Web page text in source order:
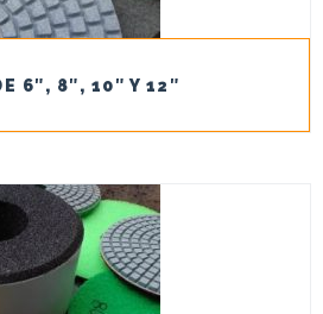
6″, 8″, 10″ Y 12″